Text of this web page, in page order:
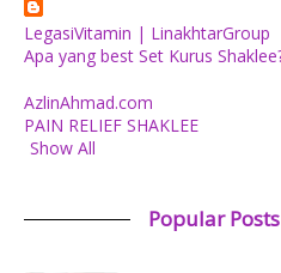
LegasiVitamin | LinakhtarGroup
Apa yang best Set Kurus
AzlinAhmad.com
PAIN RELIEF SHAKLEE
Show All
Popular